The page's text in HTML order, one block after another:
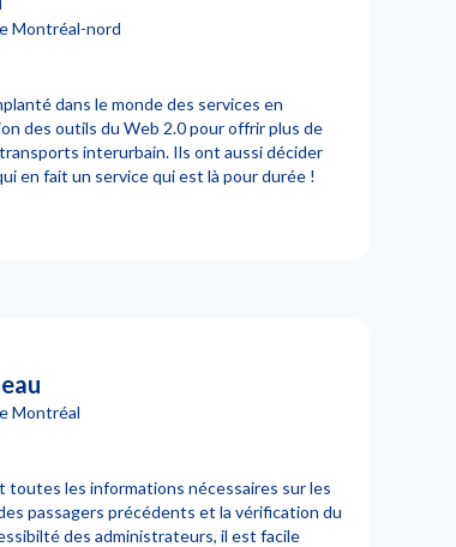
Montréal-nord
dans le monde des services en
des outils du Web 2.0 pour offrir plus de
interurbain. Ils ont aussi décider
en fait un service qui est là pour durée !
Montréal
les informations nécessaires sur les
passagers précédents et la vérification du
des administrateurs, il est facile